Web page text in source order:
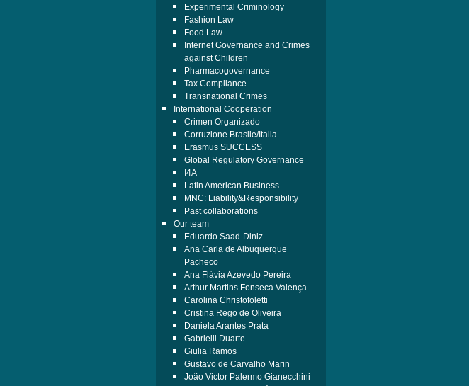
Experimental Criminology
Fashion Law
Food Law
Internet Governance and Crimes
against Children
Pharmacogovernance
Tax Compliance
Transnational Crimes
International Cooperation
Crimen Organizado
Corruzione Brasile/Italia
Erasmus SUCCESS
Global Regulatory Governance
I4A
Latin American Business
MNC: Liability&Responsibility
Past collaborations
Our team
Eduardo Saad-Diniz
Ana Carla de Albuquerque
Pacheco
Ana Flávia Azevedo Pereira
Arthur Martins Fonseca Valença
Carolina Christofoletti
Cristina Rego de Oliveira
Daniela Arantes Prata
Gabrielli Duarte
Giulia Ramos
Gustavo de Carvalho Marin
João Victor Palermo Gianecchini